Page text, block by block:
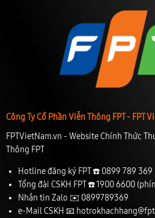
Công Ty Cổ Phần Viễn Thông FPT - FPT
FPTVietNam.vn - Website Chính Thức
Thông FPT
Hotline đăng ký FPT ☎️ 0899 789 369
Tổng đài CSKH FPT ☎️1900 6600
Nhắn tin Zalo ✉️ 0899789369
e-Mail CSKH 📧